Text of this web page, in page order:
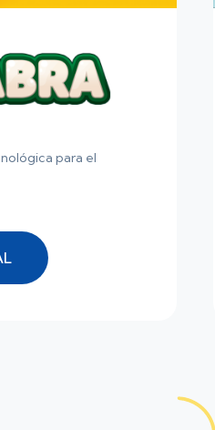
para el